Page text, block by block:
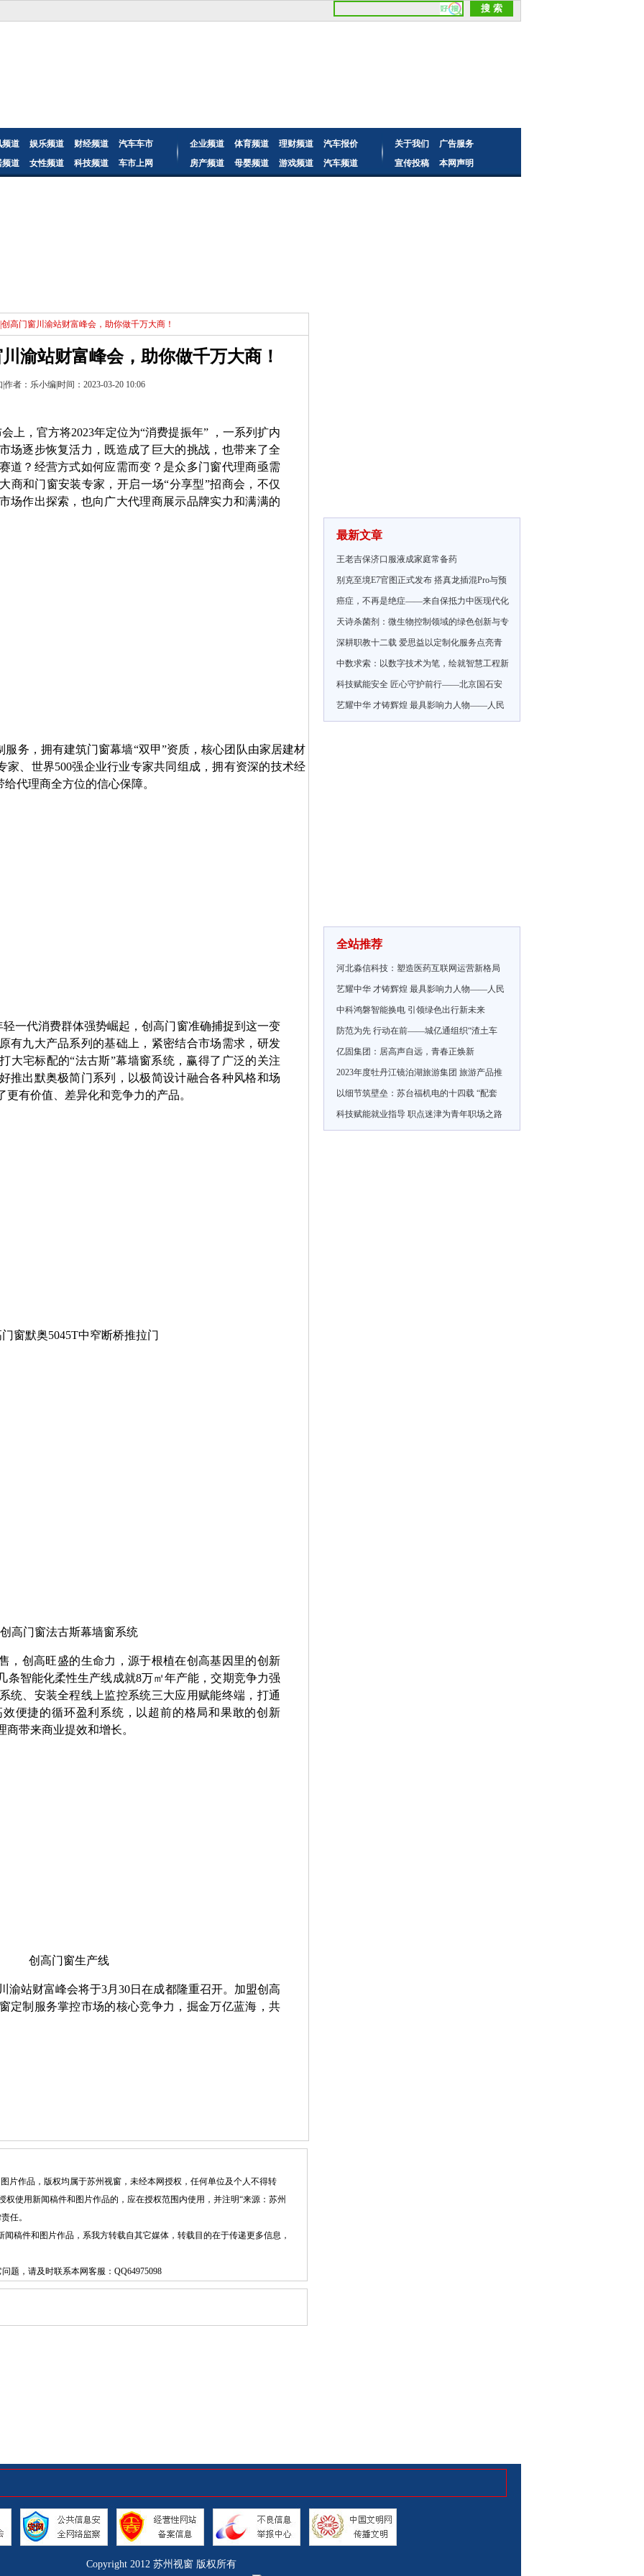
频道 娱乐频道 财经频道
汽车车市
频道
女性频道 科技频道 车市上网
企业频道 体育频道 理财频道
汽车报价
房产频道
母婴频道 游戏频道 汽车频道
关于我们
广告服务
宣传投稿
本网声明
高门窗川渝站财富峰会，助你做千万大商！
渝站财富峰会，助你做千万大商！
作者：乐小编|时间：2023-03-20 10:06
上，官方将2023年定位为“消费提振年” ，一系列扩内
场逐步恢复活力，既造成了巨大的挑战，也带来了全
道？经营方式如何应需而变？是众多门窗代理商亟需
商和门窗安装专家，开启一场“分享型”招商会，不仅
场作出探索，也向广大代理商展示品牌实力和满满的
务，拥有建筑门窗幕墙“双甲”资质，核心团队由家居建材
家、世界500强企业行业专家共同组成，拥有资深的技术经
代理商全方位的信心保障。
一代消费群体强势崛起，创高门窗准确捕捉到这一变
有九大产品系列的基础上，紧密结合市场需求，研发
大宅标配的“法古斯”幕墙窗系统，赢得了广泛的关注
推出默奥极简门系列，以极简设计融合各种风格和场
有价值、差异化和竞争力的产品。
窗默奥5045T中窄断桥推拉门
创高门窗法古斯幕墙窗系统
，创高旺盛的生命力，源于根植在创高基因里的创新
条智能化柔性生产线成就8万㎡年产能，交期竞争力强
统、安装全程线上监控系统三大应用赋能终端，打通
便捷的循环盈利系统，以超前的格局和果敢的创新
带来商业提效和增长。
创高门窗生产线
渝站财富峰会将于3月30日在成都隆重召开。加盟创高
定制服务掌控市场的核心竞争力，掘金万亿蓝海，共
片作品，版权均属于苏州视窗，未经本网授权，任何单位及个人不得转
使用新闻稿件和图片作品的，应在授权范围内使用，并注明“来源：苏州
任。
稿件和图片作品，系我方转载自其它媒体，转载目的在于传递更多信息，
题，请及时联系本网客服： QQ64975098
最新文章
王老吉保济口服液成家庭常备药
别克至境E7官图正式发布 搭真龙插混Pro与预
癌症，不再是绝症——来自保抵力中医现代化
天诗杀菌剂：微生物控制领域的绿色创新与专
深耕职教十二载 爱思益以定制化服务点亮青
中数求索：以数字技术为笔，绘就智慧工程新
科技赋能安全 匠心守护前行——北京国石安
艺耀中华 才铸辉煌 最具影响力人物——人民
全站推荐
河北淼信科技：塑造医药互联网运营新格局
艺耀中华 才铸辉煌 最具影响力人物——人民
中科鸿磐智能换电 引领绿色出行新未来
防范为先 行动在前——城亿通组织“渣土车
亿固集团：居高声自远，青春正焕新
2023年度牡丹江镜泊湖旅游集团 旅游产品推
以细节筑壁垒：苏台福机电的十四载 “配套
科技赋能就业指导 职点迷津为青年职场之路
Copyright 2012 苏州视窗版权所有